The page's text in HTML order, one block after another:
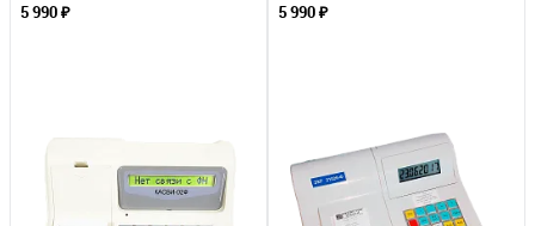
5 990 ₽
К сравнению
В избранное
5 990 ₽
К сравнению
В избранное
Под заказ